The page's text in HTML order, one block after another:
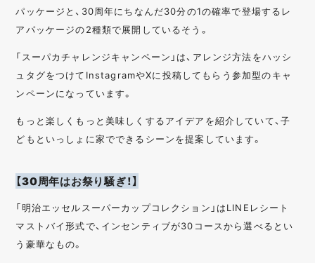
パッケージと、30周年にちなんだ30分の1の確率で登場するレ
アパッケージの2種類で展開しているそう。
「スーパカチャレンジキャンペーン」は、アレンジ方法をハッシ
ュタグをつけてInstagramやXに投稿してもらう参加型のキャ
ンペーンになっています。
もっと楽しくもっと美味しくするアイデアを紹介していて、子
どもといっしょに家でできるシーンを提案しています。
【30周年はお祭り騒ぎ！】
「明治エッセルスーパーカップコレクション」はLINEレシート
マストバイ形式で、インセンティブが30コースから選べるとい
う豪華なもの。